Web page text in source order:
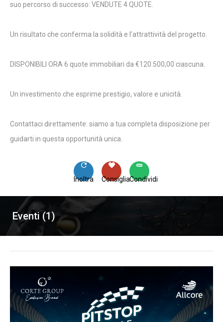
suo percorso di successo: VENDUTE 4 QUOTE.
Un risultato che conferma la solidità e l’attrattività del progetto.
DISPONIBILI ORA 6 quote immobiliari da €120.500,00 ciascuna.
Un investimento che esprime prestigio, valore e unicità.
Contattaci direttamente: siamo a tua completa disposizione per
guidarti in questa opportunità unica.
Condividi
Consiglia
Inoltra
Eventi (1)